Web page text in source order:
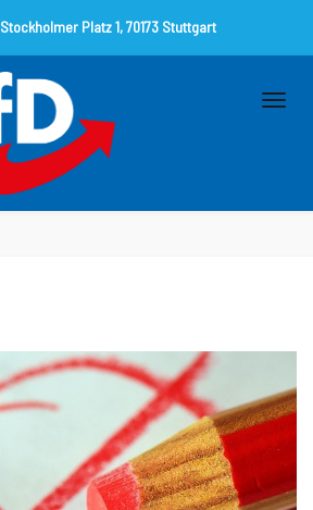
Stockholmer Platz 1, 70173 Stuttgart